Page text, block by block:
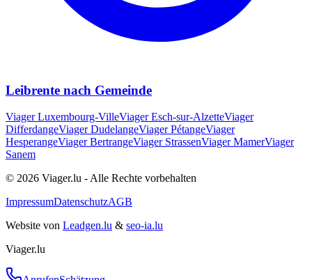
Leibrente nach Gemeinde
ViagerLuxembourg-VilleViagerEsch-sur-AlzetteViager
DifferdangeViagerDudelangeViagerPétangeViager
HesperangeViagerBertrangeViager StrassenViagerMamerViager
Sanem
© 2026 Viager.lu - Alle Rechte vorbehalten
ImpressumDatenschutzAGB
Website von Leadgen.lu & seo-ia.lu
Viager.lu